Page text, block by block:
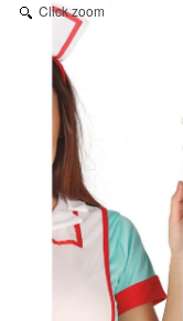
Click zoom